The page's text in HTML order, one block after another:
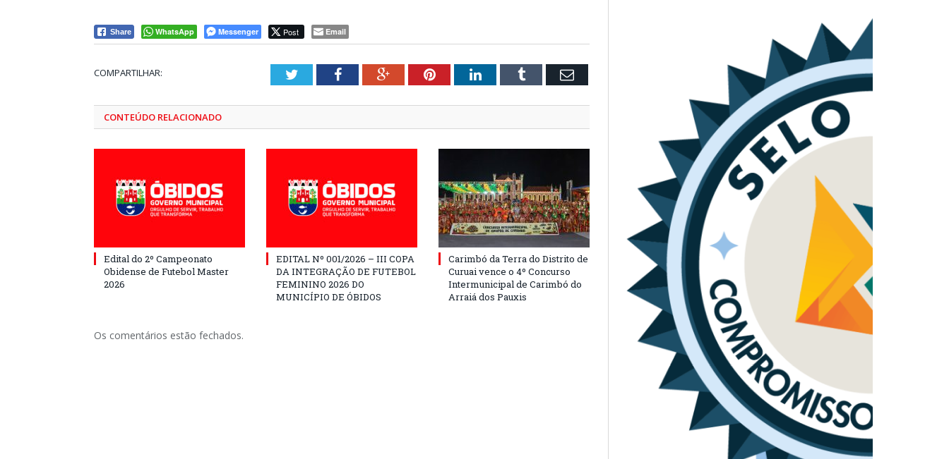
Share WhatsApp Messenger Post Email
COMPARTILHAR: TwitterFacebookGoogle+PinterestLinkedInTumblr Email
CONTEÚDO RELACIONADO
Edital do 2º Campeonato
Obidense de Futebol Master
2026
EDITAL Nº 001/2026 – III COPA
DA INTEGRAÇÃO DE FUTEBOL
FEMININO 2026 DO
MUNICÍPIO DE ÓBIDOS
Carimbó da Terra do Distrito de
Curuai vence o 4º Concurso
Intermunicipal de Carimbó do
Arraiá dos Pauxis
Os comentários estão fechados.